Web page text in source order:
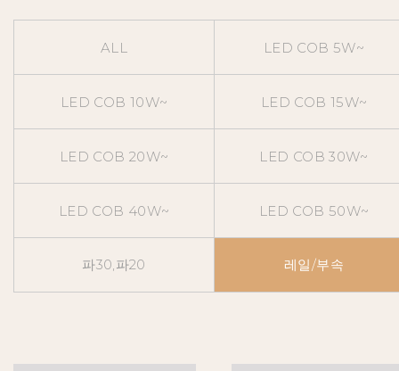
ALL LED COB 5W~
LED COB 10W~ LED COB 15W~
LED COB 20W~ LED COB 30W~
LED COB 40W~ LED COB 50W~
파30,파20 레일/부속